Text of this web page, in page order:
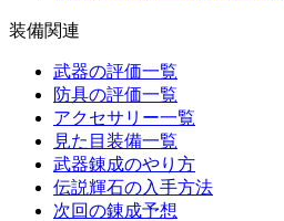
装備関連
武器の評価一覧
防具の評価一覧
アクセサリー一覧
見た目装備一覧
武器錬成のやり方
伝説輝石の入手方法
次回の錬成予想